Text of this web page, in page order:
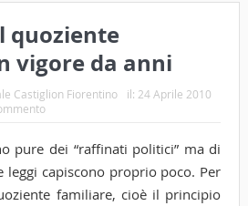
quoziente
vigore da anni
Castiglion Fiorentino il: 24 Aprile 2010
pure dei “raffinati politici” ma di
leggi capiscono proprio poco. Per
familiare, cioè il principio